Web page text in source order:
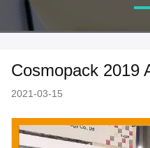
Cosmopack 2019
2021-03-15